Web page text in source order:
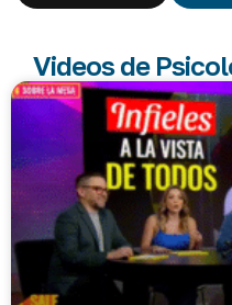
Videos de